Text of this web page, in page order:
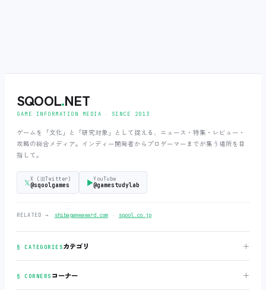
SQOOL.NET
GAME INFORMATION MEDIA ‧ SINCE 2013
ゲームを「文化」と「研究対象」として捉える、ニュース・特集・レビュー・
攻略の総合メディア。インディー開発者からプロゲーマーまでが集う場所を目
指して。
𝕏X (旧Twitter)
@sqoolgames ▶YouTube
@gamestudylab
RELATED → shibagameaward.com ‧ sqool.co.jp
§ CATEGORIESカテゴリ ＋
§ CORNERS コーナー ＋